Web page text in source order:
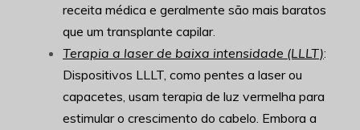
receita médica e geralmente são mais baratos
que um transplante capilar.
Terapia a laser de baixa intensidade (LLLT):
Dispositivos LLLT, como pentes a laser ou
capacetes, usam terapia de luz vermelha para
estimular o crescimento do cabelo. Embora a